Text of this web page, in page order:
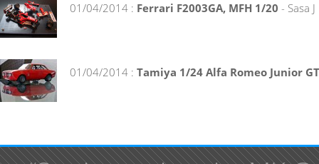
01/04/2014 : Ferrari F2003GA, MFH 1/20 - Sasa J
01/04/2014 : Tamiya 1/24 Alfa Romeo Junior